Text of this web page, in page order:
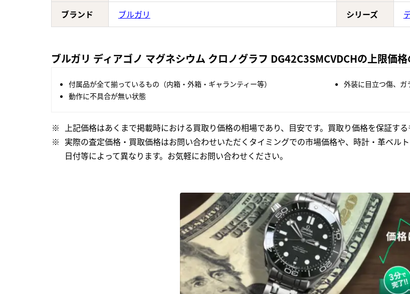
ブランド ブルガリ シリーズ
ブルガリ ディアゴノ マグネシウム クロノグラフ DG42C3SMCVDCHの上限価
付属品が全て揃っているもの（内箱・外箱・ギャランティー等）
外装に目立つ傷、
動作に不具合が無い状態
上記価格はあくまで掲載時における買取り価格の相場であり、目安です。買取り価格を保証する
実際の査定価格・買取価格はお問い合わせいただくタイミングでの市場価格や、時計・革ベル
日付等によって異なります。お気軽にお問い合わせください。